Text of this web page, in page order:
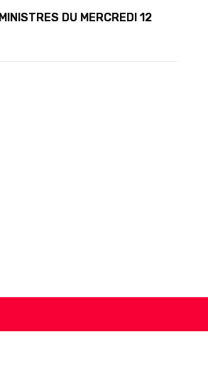
DU MERCREDI 12